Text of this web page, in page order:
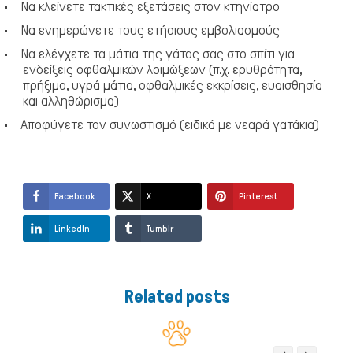
·
Να κλείνετε τακτικές εξετάσεις στον κτηνίατρο
·
Να ενημερώνετε τους ετήσιους εμβολιασμούς
·
Να ελέγχετε τα μάτια της γάτας σας στο σπίτι για
ενδείξεις οφθαλμικών λοιμώξεων (π.χ. ερυθρότητα,
πρήξιμο, υγρά μάτια, οφθαλμικές εκκρίσεις, ευαισθησία
και αλληθώρισμα)
·
Αποφύγετε τον συνωστισμό (ειδικά με νεαρά γατάκια)
Facebook X Pinterest
LinkedIn Tumblr
Related posts